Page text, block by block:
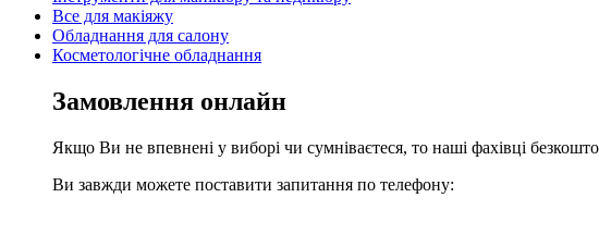
Все для макіяжу
Обладнання для салону
Косметологічне обладнання
Замовлення онлайн
Якщо Ви не впевнені у виборі чи сумніваєтеся, то наші фахівці
Ви завжди можете поставити запитання по телефону: